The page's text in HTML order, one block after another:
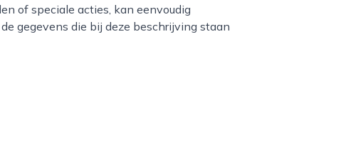
of speciale acties, kan eenvoudig
gegevens die bij deze beschrijving staan